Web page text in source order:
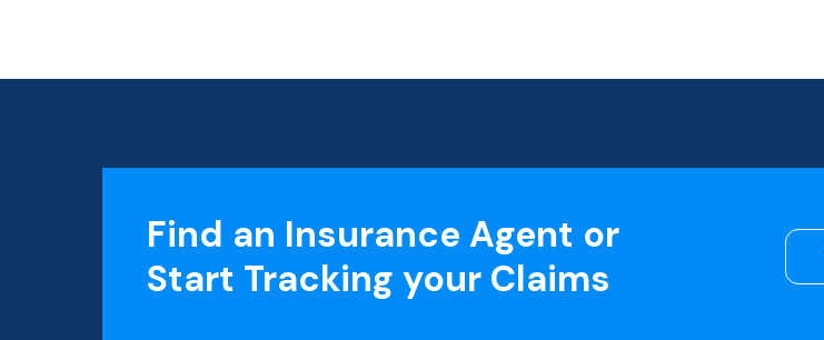
Find an Insurance Agent or
Start Tracking your Claims